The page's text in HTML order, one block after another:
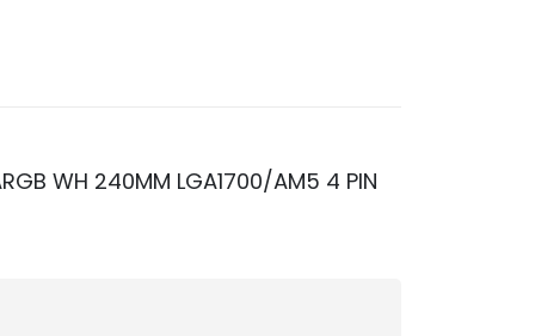
WH 240MM LGA1700/AM5 4 PIN